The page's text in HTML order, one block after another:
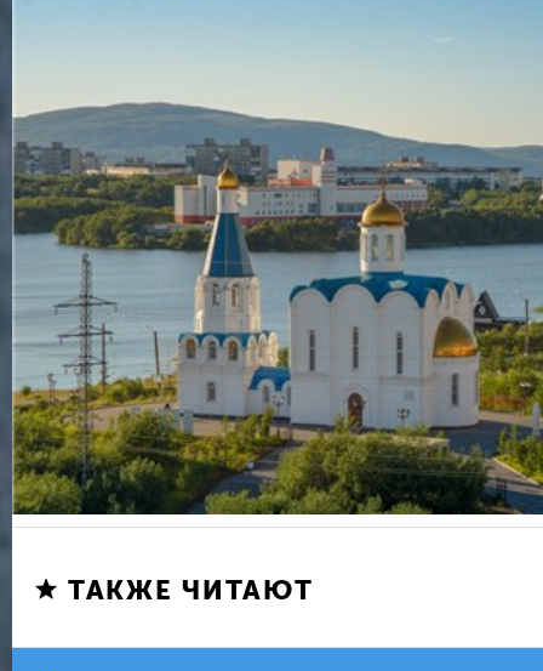
ТАКЖЕ ЧИТАЮТ